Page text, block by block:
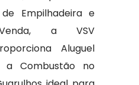
Empilhadeira e
Venda, a VSV
Aluguel
a Combustão no